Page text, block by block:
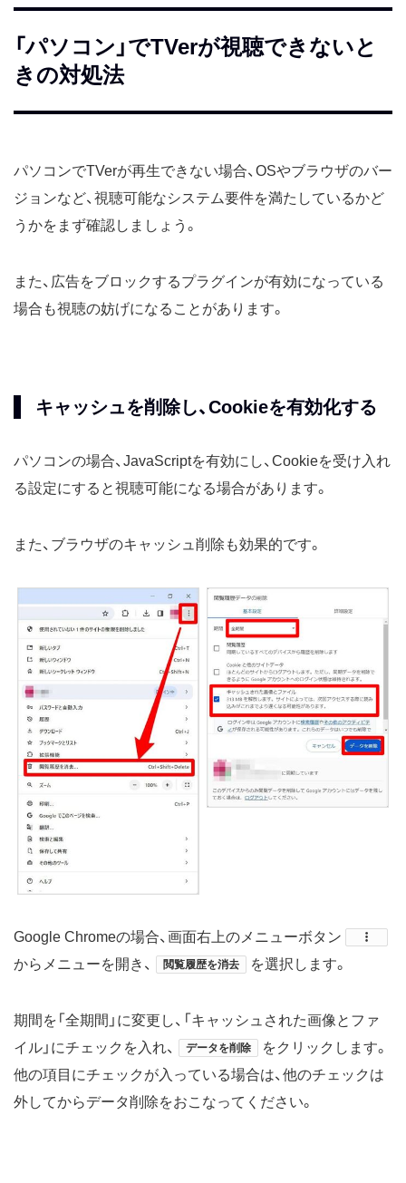
「パソコン」でTVerが視聴できないと
きの対処法
パソコンでTVerが再生できない場合、OSやブラウザのバー
ジョンなど、視聴可能なシステム要件を満たしているかど
うかをまず確認しましょう。
また、広告をブロックするプラグインが有効になっている
場合も視聴の妨げになることがあります。
キャッシュを削除し、Cookieを有効化する
パソコンの場合、JavaScriptを有効にし、Cookieを受け入れ
る設定にすると視聴可能になる場合があります。
また、ブラウザのキャッシュ削除も効果的です。
Google Chromeの場合、画面右上のメニューボタン
からメニューを開き、
閲覧履歴を消去 を選択します。
期間を「全期間」に変更し、「キャッシュされた画像とファ
イル」にチェックを入れ、
データを削除
をクリックします。
他の項目にチェックが入っている場合は、他のチェックは
外してからデータ削除をおこなってください。